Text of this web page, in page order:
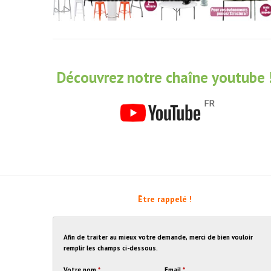
Découvrez notre chaîne youtube
Être rappelé !
Afin de traiter au mieux votre demande, merci de bien vouloir
remplir les champs ci-dessous.